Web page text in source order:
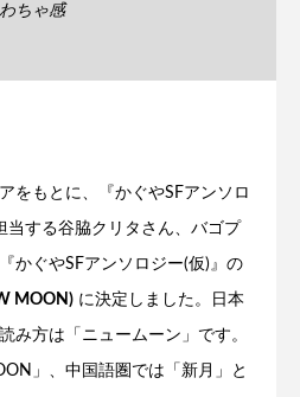
ちゃ感
February 13, 2022
をもとに、『かぐやSFアンソロ
当する谷脇クリタさん、バゴプ
かぐやSFアンソロジー(仮)』の
MOON) に決定しました。日本
み方は「ニュームーン」です。
」、中国語圏では「新月」と